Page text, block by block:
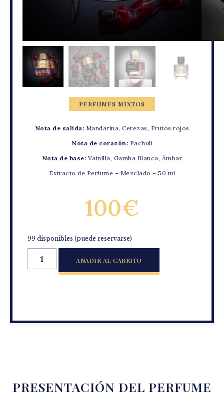
PERFUMES MIXTOS
Nota de salida: Mandarina, Cerezas, Frutos rojos
Nota de corazón: Pachulí
Nota de base: Vainilla, Gamba Blanca, Ámbar
Extracto de Perfume – Mezclado – 50 ml
100€
99 disponibles (puede reservarse)
AÑADIR AL CARRITO
PRESENTACIÓN DEL PERFUME